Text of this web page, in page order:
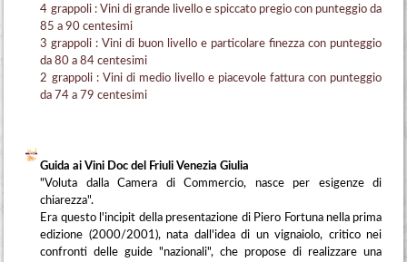
4 grappoli : Vini di grande livello e spiccato pregio con punteggio da
85 a 90 centesimi
3 grappoli : Vini di buon livello e particolare finezza con punteggio
da 80 a 84 centesimi
2 grappoli : Vini di medio livello e piacevole fattura con punteggio
da 74 a 79 centesimi
Guida ai Vini Doc del Friuli Venezia Giulia
"Voluta dalla Camera di Commercio, nasce per esigenze di
chiarezza".
Era questo l'incipit della presentazione di Piero Fortuna nella prima
edizione (2000/2001), nata dall'idea di un vignaiolo, critico nei
confronti delle guide "nazionali", che propose di realizzare una